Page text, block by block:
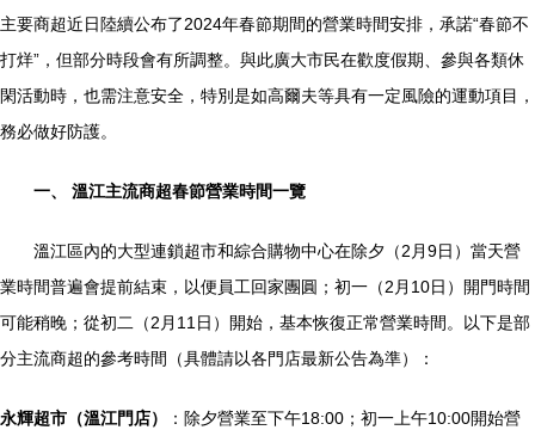
主要商超近日陸續公布了2024年春節期間的營業時間安排，承諾“春節不
打烊”，但部分時段會有所調整。與此廣大市民在歡度假期、參與各類休
閑活動時，也需注意安全，特別是如高爾夫等具有一定風險的運動項目，
務必做好防護。
一、 溫江主流商超春節營業時間一覽
溫江區內的大型連鎖超市和綜合購物中心在除夕（2月9日）當天營
業時間普遍會提前結束，以便員工回家團圓；初一（2月10日）開門時間
可能稍晚；從初二（2月11日）開始，基本恢復正常營業時間。以下是部
分主流商超的參考時間（具體請以各門店最新公告為準）：
永輝超市（溫江門店）
：除夕營業至下午18:00；初一上午10:00開始營